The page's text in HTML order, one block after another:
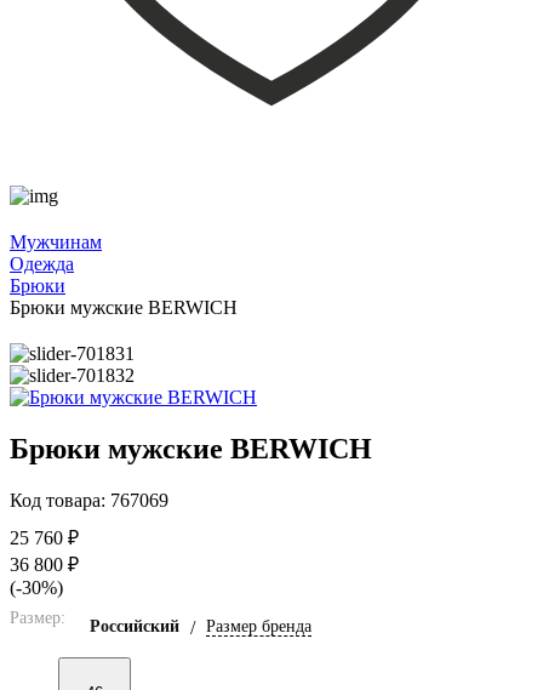
Мужчинам
Одежда
Брюки
Брюки мужские BERWICH
Брюки мужские BERWICH
Код товара: 767069
25 760 ₽
36 800 ₽
(-30%)
Размер: Российский / Размер бренда